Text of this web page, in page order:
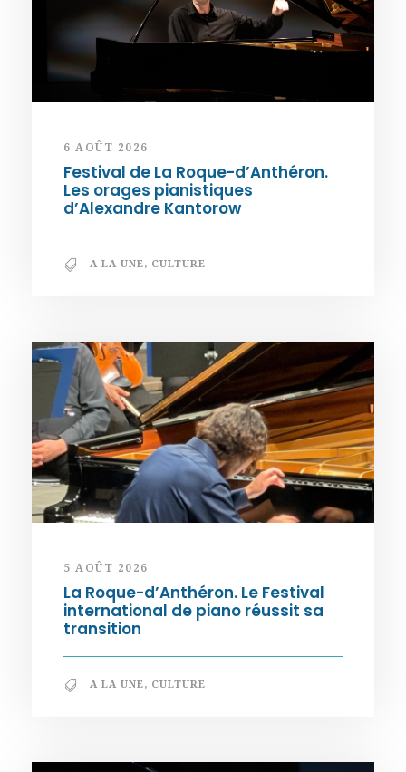
6 AOÛT 2026
Festival de La Roque-d’Anthéron.
Les orages pianistiques
d’Alexandre Kantorow
A LA UNE, CULTURE
5 AOÛT 2026
La Roque-d’Anthéron. Le Festival
international de piano réussit sa
transition
A LA UNE, CULTURE